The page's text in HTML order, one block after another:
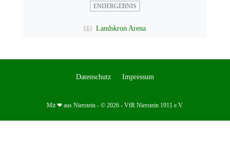
ENDERGEBNIS
Landskron Arena
Datenschutz Impressum
Mit ❤ aus Nierstein - © 2026 - VfR Nierstein 1911 e.V.